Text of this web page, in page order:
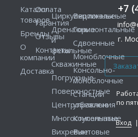
+7
г.
по
Вход |
Каталог
товаров
Бренды
О
компании
Доставка
Оплата
Гарантия
Отзывы
Контакты
Циркуляционные
Дренажные
и
фекальные
Скважинные
Погружные
Поверхностные
Центробежные
Многоступенчатые
Вихревые
Вертикальные
Горизонтальные
Сдвоенные
Моноблочные
Консольно-
моноблочные
Станции
управления
Консольные
Винтовые